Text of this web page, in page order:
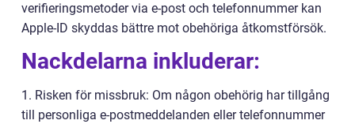
verifieringsmetoder via e-post och telefonnummer kan
Apple-ID skyddas bättre mot obehöriga åtkomstförsök.
Nackdelarna inkluderar:
1. Risken för missbruk: Om någon obehörig har tillgång
till personliga e-postmeddelanden eller telefonnummer